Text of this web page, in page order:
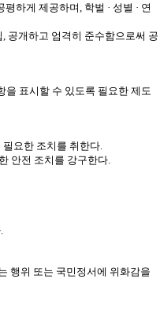
하게 제공하며, 학벌 · 성별 · 연
공개하고 엄격히 준수함으로써 공
을 표시할 수 있도록 필요한 제도
요한 조치를 취한다.
안전 조치를 강구한다.
행위 또는 국민정서에 위화감을